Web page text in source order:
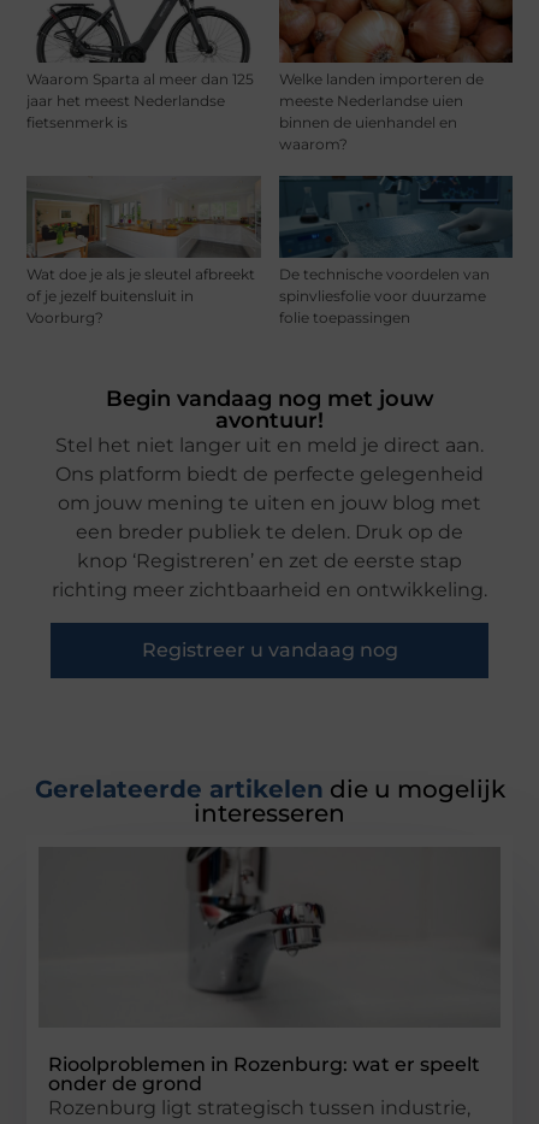
Waarom Sparta al meer dan 125
jaar het meest Nederlandse
fietsenmerk is
Welke landen importeren de
meeste Nederlandse uien
binnen de uienhandel en
waarom?
Wat doe je als je sleutel afbreekt
of je jezelf buitensluit in
Voorburg?
De technische voordelen van
spinvliesfolie voor duurzame
folie toepassingen
Begin vandaag nog met jouw
avontuur!
Stel het niet langer uit en meld je direct aan.
Ons platform biedt de perfecte gelegenheid
om jouw mening te uiten en jouw blog met
een breder publiek te delen. Druk op de
knop ‘Registreren’ en zet de eerste stap
richting meer zichtbaarheid en ontwikkeling.
Registreer u vandaag nog
Gerelateerde artikelen die u mogelijk
interesseren
Rioolproblemen in Rozenburg: wat er speelt
onder de grond
Rozenburg ligt strategisch tussen industrie,